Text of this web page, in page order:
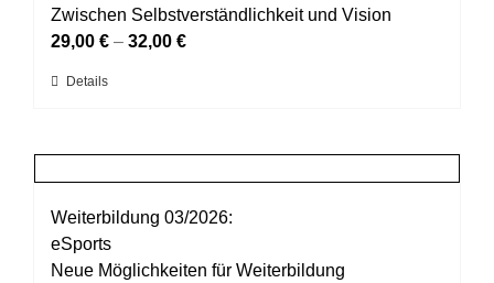
Zwischen Selbstverständlichkeit und Vision
29,00 € – 32,00 €
Dieses
Varianten
auf.
Die
Optionen
Details
Weiterbildung 03/2026:
eSports
Neue Möglichkeiten für Weiterbildung